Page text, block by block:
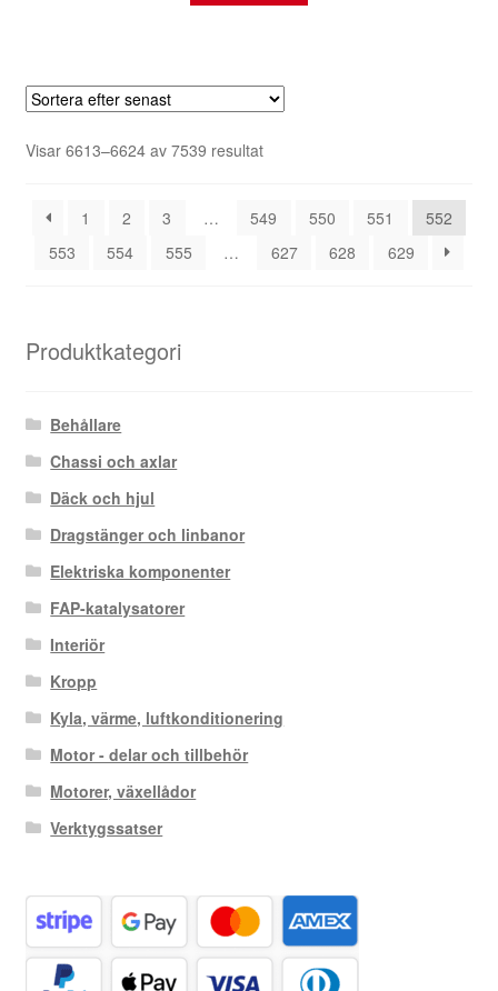
Visar 6613–6624 av 7539 resultatSortera
1
2 3 … 549 550 551
552
553
554 555 … 627 628 629
Produktkategori
Behållare
Chassi och axlar
Däck och hjul
Dragstänger och linbanor
Elektriska komponenter
FAP-katalysatorer
Interiör
Kropp
Kyla, värme, luftkonditionering
Motor - delar och tillbehör
Motorer, växellådor
Verktygssatser